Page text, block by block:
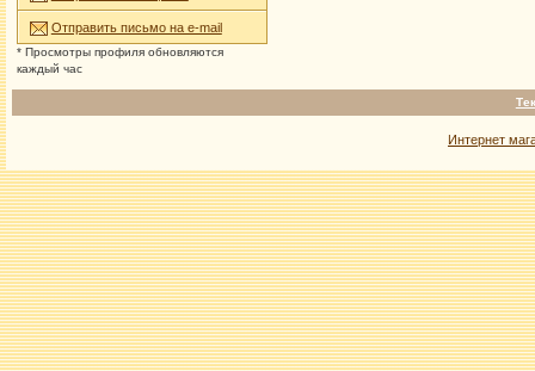
Отправить письмо на e-mail
* Просмотры профиля обновляются
каждый час
Интернет